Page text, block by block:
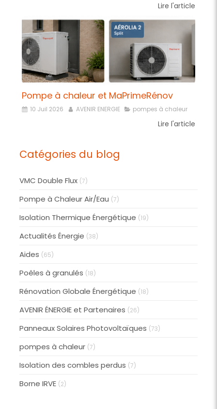
Lire l'article
Pompe à chaleur et MaPrimeRénov
10 Juil 2026 AVENIR ENERGIE pompes à chaleur
Lire l'article
Catégories du blog
VMC Double Flux (7)
Pompe à Chaleur Air/Eau (7)
Isolation Thermique Énergétique (19)
Actualités Énergie (38)
Aides (65)
Poêles à granulés (18)
Rénovation Globale Énergétique (18)
AVENIR ÉNERGIE et Partenaires (26)
Panneaux Solaires Photovoltaïques (73)
pompes à chaleur (7)
Isolation des combles perdus (7)
Borne IRVE (2)